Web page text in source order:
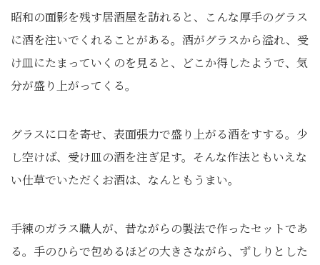
昭和の面影を残す居酒屋を訪れると、こんな厚手のグラス
に酒を注いでくれることがある。酒がグラスから溢れ、受
け皿にたまっていくのを見ると、どこか得したようで、気
分が盛り上がってくる。
グラスに口を寄せ、表面張力で盛り上がる酒をすする。少
し空けば、受け皿の酒を注ぎ足す。そんな作法ともいえな
い仕草でいただくお酒は、なんともうまい。
手練のガラス職人が、昔ながらの製法で作ったセットであ
る。手のひらで包めるほどの大きさながら、ずしりとした